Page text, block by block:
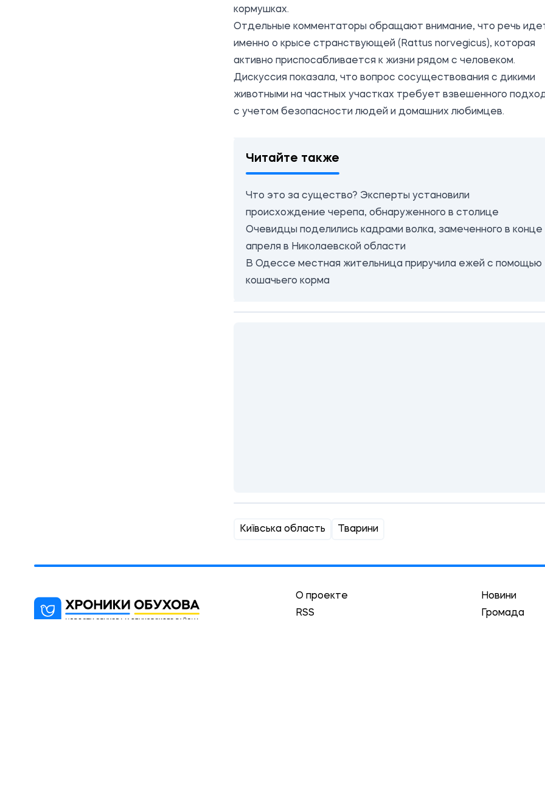
кормушках.
Отдельные комментаторы обращают внимание, что речь
именно о крысе странствующей (Rattus norvegicus), которая
активно приспосабливается к жизни рядом с человеком.
Дискуссия показала, что вопрос сосуществования с дикими
животными на частных участках требует взвешенного
с учетом безопасности людей и домашних любимцев.
Читайте также
Что это за существо? Эксперты установили
происхождение черепа, обнаруженного в столице
Очевидцы поделились кадрами волка, замеченного в конце
апреля в Николаевской области
В Одессе местная жительница приручила ежей с помощью
кошачьего корма
Київська область Тварини
О проекте
RSS
Новини
Громада